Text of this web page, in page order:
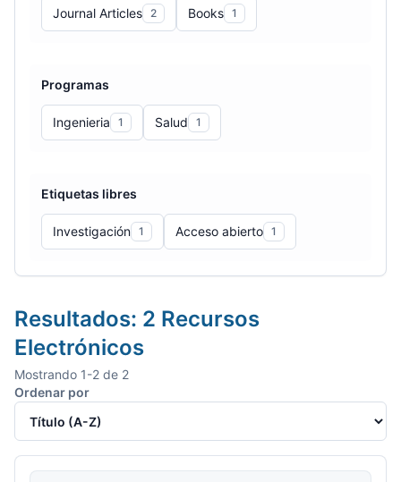
Journal Articles 2 Books 1
Programas
Ingenieria 1 Salud 1
Etiquetas libres
Investigación 1 Acceso abierto 1
Resultados: 2 Recursos
Electrónicos
Mostrando 1-2 de 2
Ordenar por